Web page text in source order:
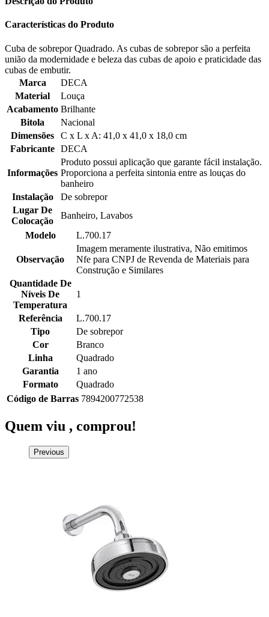
Características do Produto
Cuba de sobrepor Quadrado. As cubas de sobrepor são a perfeita
união da modernidade e beleza das cubas de apoio e praticidade das
cubas de embutir.
Marca
DECA
Material
Louça
Acabamento Brilhante
Bitola
Nacional
Dimensões
C x L x A: 41,0 x 41,0 x 18,0 cm
Fabricante DECA
Informações
Produto possui aplicação que garante fácil instalação.
Proporciona a perfeita sintonia entre as louças do
banheiro
Instalação
De sobrepor
Lugar De
Colocação
Banheiro, Lavabos
Modelo
L.700.17
Observação
Imagem meramente ilustrativa, Não emitimos
Nfe para CNPJ de Revenda de Materiais para
Construção e Similares
Quantidade De
Níveis De
Temperatura
1
Referência
L.700.17
Tipo
De sobrepor
Cor
Branco
Linha
Quadrado
Garantia
1 ano
Formato
Quadrado
Código de Barras 7894200772538
Quem viu , comprou!
Previous